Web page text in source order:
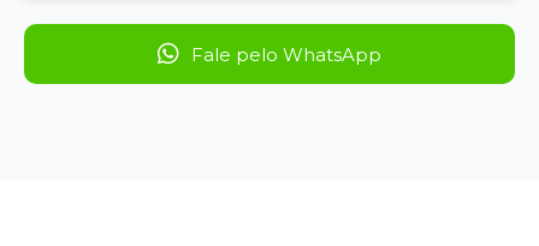
Fale pelo WhatsApp